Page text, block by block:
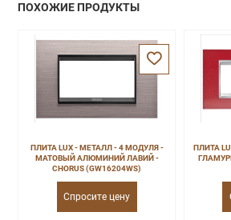
ПОХОЖИЕ ПРОДУКТЫ
ПЛИТА LUX - МЕТАЛЛ - 4 МОДУЛЯ -
МАТОВЫЙ АЛЮМИНИЙ ЛАВИЙ -
CHORUS (GW16204WS)
Спросите цену
ПЛИТА